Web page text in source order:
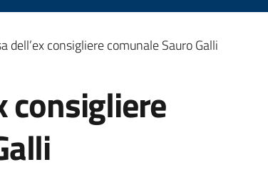
dell’ex consigliere comunale Sauro Galli
consigliere